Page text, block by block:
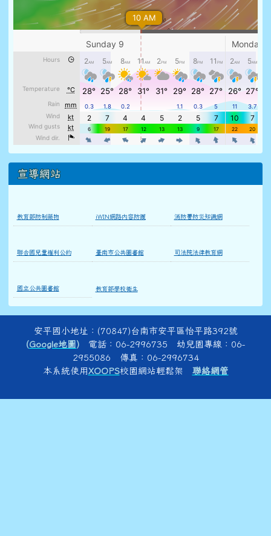
宣導網站
教育部防制藥物 iWIN網路內容防護 消防署防災知識網
聯合國兒童權利公約 臺南市公共圖書館 司法院法律教育網
國立公共圖書館 教育部學校衛生
頁尾區域內容
安平國小地址：(70847)台南市安平區怡平路392號
(Google地圖 )
電話：06-2996735 幼兒園專線：06-
2955086 傳真：06-2996734
本系統使用XOOPS校園網站輕鬆架 聯絡網管